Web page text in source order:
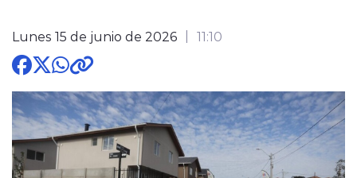
modo claro
Lunes 15 de junio de 2026 11:10